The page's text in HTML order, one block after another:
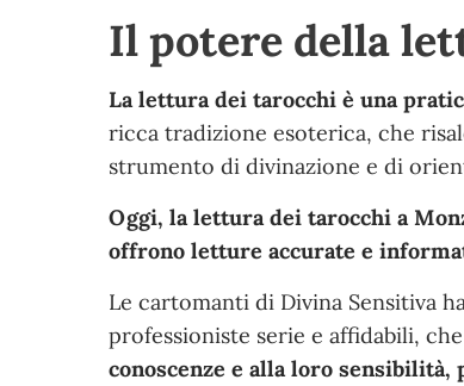
Il potere della
La lettura dei tarocchi è una
ricca tradizione esoterica, che
strumento di divinazione e di
Oggi, la lettura dei tarocchi a
offrono letture accurate e
Le cartomanti di Divina Sensitiva
professioniste serie e affidabili,
conoscenze e alla loro